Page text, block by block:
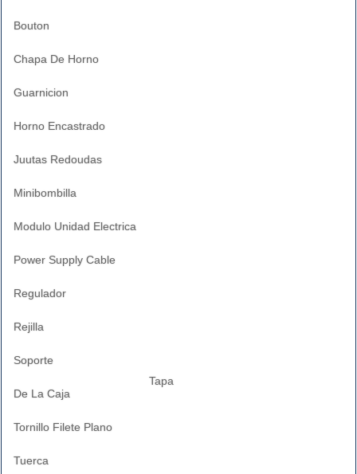
Bouton
Chapa De Horno
Guarnicion
Horno Encastrado
Juutas Redoudas
Minibombilla
Modulo Unidad Electrica
Power Supply Cable
Regulador
Rejilla
Soporte
Tapa
De La Caja
Tornillo Filete Plano
Tuerca